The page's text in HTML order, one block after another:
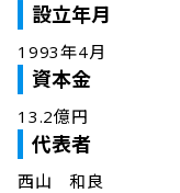
設立年月
1993年4月
資本金
13.2億円
代表者
西山　和良